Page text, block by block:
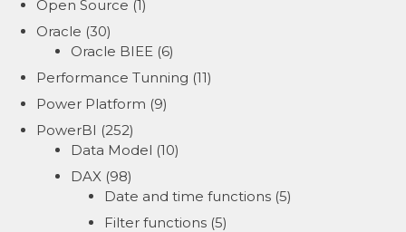
Open Source (1)
Oracle (30)
Oracle BIEE(6)
Performance Tunning (11)
Power Platform (9)
PowerBI (252)
Data Model (10)
DAX(98)
Date and time functions (5)
Filter functions (5)